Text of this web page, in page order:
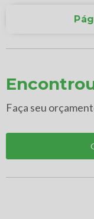
Faça seu